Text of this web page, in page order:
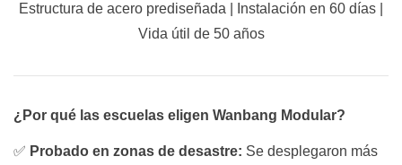
Estructura de acero prediseñada | Instalación en 60 días |
Vida útil de 50 años
¿Por qué las escuelas eligen Wanbang Modular?
✅ Probado en zonas de desastre: Se desplegaron más